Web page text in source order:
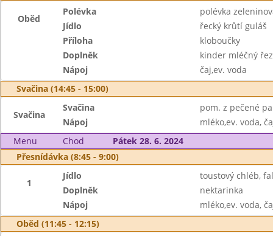
Oběd
Polévka
polévka
Jídlo
řecký krůtí guláš
Příloha
kloboučky
Doplněk
kinder mléčný řez
Nápoj
čaj,ev. voda
Svačina (14:45 - 15:00)
Svačina
Svačina
pom. z pečené
Nápoj
mléko,ev. voda,
Menu
Chod
Pátek 28. 6. 2024
Přesnídávka (8:45 - 9:00)
1
Jídlo
toustový chléb,
Doplněk
nektarinka
Nápoj
mléko,ev. voda,
Oběd (11:45 - 12:15)